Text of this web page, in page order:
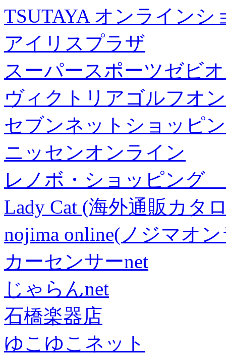
TSUTAYA オンラインシ
アイリスプラザ
スーパースポーツゼビ
ヴィクトリアゴルフオ
セブンネットショッピ
ニッセンオンライン
レノボ・ショッピング
Lady Cat (海外通販カタ
nojima online(ノジマオ
カーセンサーnet
じゃらんnet
石橋楽器店
ゆこゆこネット